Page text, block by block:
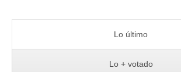
Lo último
Lo + votado